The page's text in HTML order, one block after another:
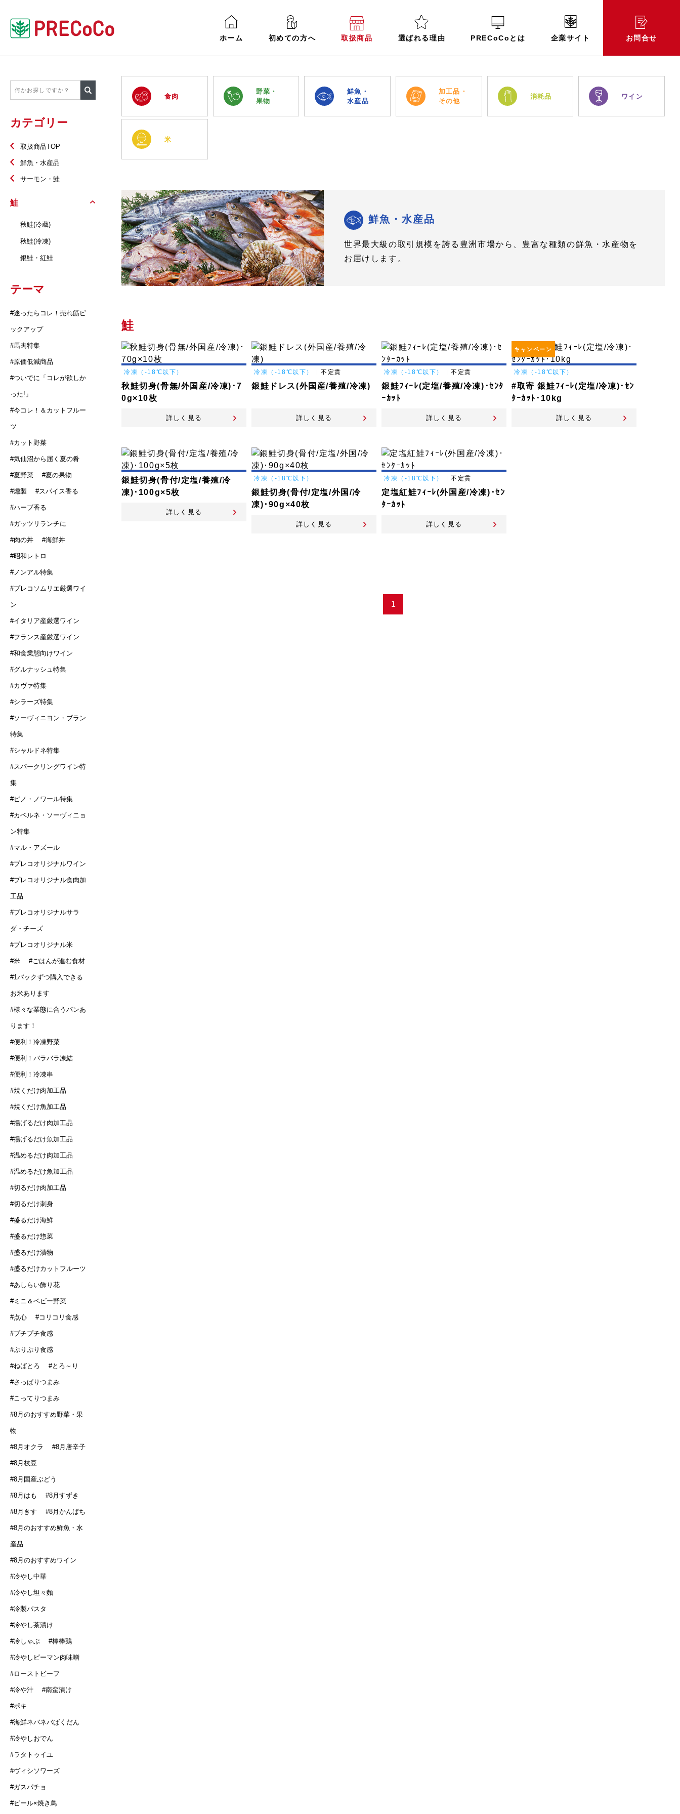
ホーム 初めての方へ 取扱商品 選ばれる理由 PRECoCoとは 企業サイト お問合せ
カテゴリー
取扱商品TOP
鮮魚・水産品
サーモン・鮭
鮭
秋鮭(冷蔵)
秋鮭(冷凍)
銀鮭・紅鮭
テーマ
#迷ったらコレ！売れ筋ピ
ックアップ
#馬肉特集
#原価低減商品
#ついでに「コレが欲しか
った!」
#今コレ！＆カットフルー
ツ
#カット野菜
#気仙沼から届く夏の肴
#夏野菜 #夏の果物
#燻製 #スパイス香る
#ハーブ香る
#ガッツリランチに
#肉の丼 #海鮮丼
#昭和レトロ
#ノンアル特集
#プレコソムリエ厳選ワイ
ン
#イタリア産厳選ワイン
#フランス産厳選ワイン
#和食業態向けワイン
#グルナッシュ特集
#カヴァ特集
#シラーズ特集
#ソーヴィニヨン・ブラン
特集
#シャルドネ特集
#スパークリングワイン特
集
#ピノ・ノワール特集
#カベルネ・ソーヴィニョ
ン特集
#マル・アズール
#プレコオリジナルワイン
#プレコオリジナル食肉加
工品
#プレコオリジナルサラ
ダ・チーズ
#プレコオリジナル米
#米 #ごはんが進む食材
#1パックずつ購入できる
お米あります
#様々な業態に合うパンあ
ります！
#便利！冷凍野菜
#便利！バラバラ凍結
#便利！冷凍串
#焼くだけ肉加工品
#焼くだけ魚加工品
#揚げるだけ肉加工品
#揚げるだけ魚加工品
#温めるだけ肉加工品
#温めるだけ魚加工品
#切るだけ肉加工品
#切るだけ刺身
#盛るだけ海鮮
#盛るだけ惣菜
#盛るだけ漬物
#盛るだけカットフルーツ
#あしらい飾り花
#ミニ＆ベビー野菜
#点心 #コリコリ食感
#プチプチ食感
#ぷりぷり食感
#ねばとろ #とろ～り
#さっぱりつまみ
#こってりつまみ
#8月のおすすめ野菜・果
物
#8月オクラ #8月唐辛子
#8月枝豆
#8月国産ぶどう
#8月はも #8月すずき
#8月きす #8月かんぱち
#8月のおすすめ鮮魚・水
産品
#8月のおすすめワイン
#冷やし中華
#冷やし坦々麵
#冷製パスタ
#冷やし茶漬け
#冷しゃぶ #棒棒鶏
#冷やしピーマン肉味噌
#ローストビーフ
#冷や汁 #南蛮漬け
#ポキ
#海鮮ネバネバばくだん
#冷やしおでん
#ラタトゥイユ
#ヴィシソワーズ
#ガスパチョ
#ビール×焼き鳥
食肉
野菜・
果物
鮮魚・
水産品
加工品・
その他
消耗品 ワイン
米
鮮魚・水産品
世界最大級の取引規模を誇る豊洲市場から、豊富な種類の鮮魚・水産物を
お届けします。
鮭
冷凍（-18℃以下）
秋鮭切身(骨無/外国産/冷凍)･7
0g×10枚
詳しく見る
冷凍（-18℃以下） 不定貫
銀鮭ドレス(外国産/養殖/冷凍)
詳しく見る
冷凍（-18℃以下） 不定貫
銀鮭ﾌｨｰﾚ(定塩/養殖/冷凍)･ｾﾝﾀ
ｰｶｯﾄ
詳しく見る
キャンペーン
冷凍（-18℃以下）
#取寄 銀鮭ﾌｨｰﾚ(定塩/冷凍)･ｾﾝ
ﾀｰｶｯﾄ･10kg
詳しく見る
銀鮭切身(骨付/定塩/養殖/冷
凍)･100g×5枚
詳しく見る
冷凍（-18℃以下）
銀鮭切身(骨付/定塩/外国/冷
凍)･90g×40枚
詳しく見る
冷凍（-18℃以下） 不定貫
定塩紅鮭ﾌｨｰﾚ(外国産/冷凍)･ｾﾝ
ﾀｰｶｯﾄ
詳しく見る
1